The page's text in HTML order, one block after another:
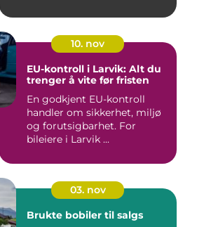
10. nov
EU-kontroll i Larvik: Alt du
trenger å vite før fristen
En godkjent EU-kontroll
handler om sikkerhet, miljø
og forutsigbarhet. For
bileiere i Larvik ...
03. nov
Brukte bobiler til salgs